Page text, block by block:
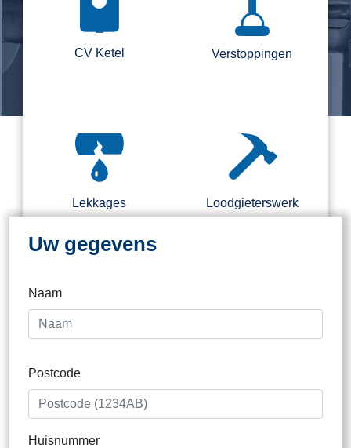
CV Ketel Verstoppingen
Lekkages Loodgieterswerk
Regel nu direct een loodgieter.
Binnen 2 kantooruren direct
Uw gegevens
Naam
Postcode
Huisnummer